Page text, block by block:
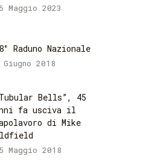
Maggio 2023
Raduno Nazionale
Giugno 2018
Bells”, 45
fa usciva il
di Mike
Maggio 2018